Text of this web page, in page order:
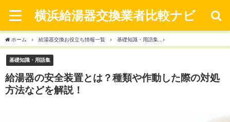
横浜給湯器交換業者比較ナビ
ホーム 給湯器交換お役立ち情報一覧 基礎知識・用語集
基礎知識・用語集
給湯器の安全装置とは？種類や作動した際の対処
方法などを解説！